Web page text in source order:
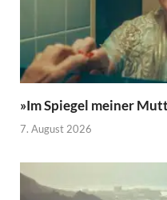
»Im Spiegel meiner
7. August 2026